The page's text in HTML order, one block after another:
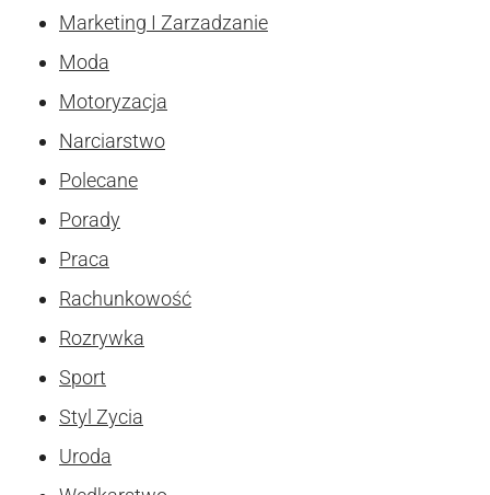
Marketing I Zarzadzanie
Moda
Motoryzacja
Narciarstwo
Polecane
Porady
Praca
Rachunkowość
Rozrywka
Sport
Styl Zycia
Uroda